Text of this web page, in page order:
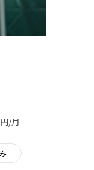
円/月